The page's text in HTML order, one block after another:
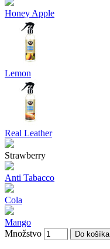
Honey Apple
Lemon
Real Leather
Strawberry
Anti Tabacco
Cola
Mango
Množstvo
Do košíka